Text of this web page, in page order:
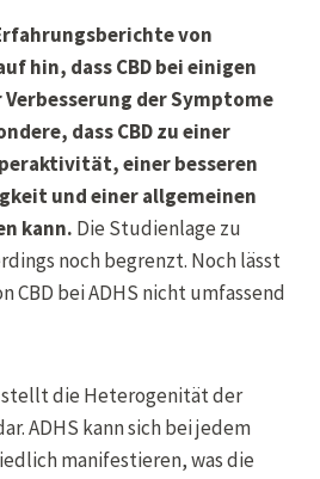
von
hin, dass CBD bei einigen
der Symptome
dass CBD zu einer
einer besseren
und einer allgemeinen
kann. Die Studienlage zu
noch begrenzt. Noch lässt
CBD bei ADHS nicht umfassend
stellt die Heterogenität der
ADHS kann sich bei jedem
manifestieren, was die